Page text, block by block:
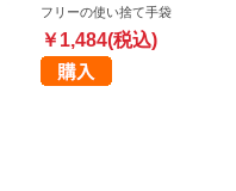
フリーの使い捨て手袋
￥1,484(税込)